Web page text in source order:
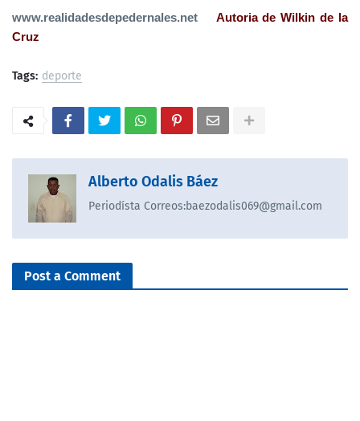
www.realidadesdepedernales.net Autoria de Wilkin de la
Cruz
Tags: deporte
Alberto Odalis Báez
Periodísta Correos:baezodalis069@gmail.com
Post a Comment